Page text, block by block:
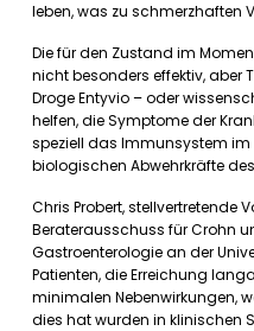
leben, was zu schmerzhaften
Die für den Zustand im
nicht besonders effektiv, aber
Droge Entyvio – oder
helfen, die Symptome der
speziell das Immunsystem im
biologischen Abwehrkräfte
Chris Probert, stellvertretende
Beraterausschuss für Crohn
Gastroenterologie an der
Patienten, die Erreichung
minimalen Nebenwirkungen,
dies hat wurden in klinischen